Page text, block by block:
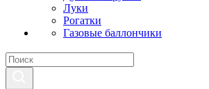
Луки
Рогатки
Газовые баллончики